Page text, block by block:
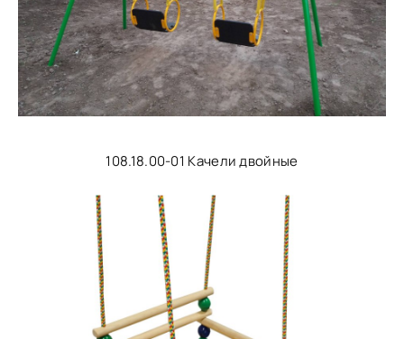
108.18.00-01 Качели двойные